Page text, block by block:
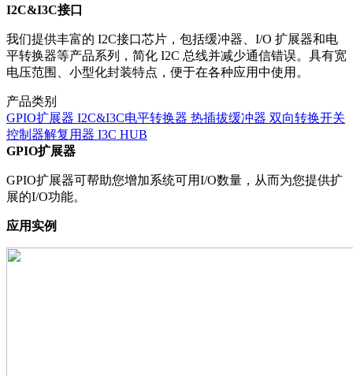
I2C&I3C接口
我们提供丰富的 I2C接口芯片，包括缓冲器、I/O 扩展器和电
平转换器等产品系列，简化 I2C 总线并减少通信错误。具有宽
电压范围、小型化封装特点，便于在各种应用中使用。
产品类别
GPIO扩展器 I2C&I3C电平转换器 热插拔缓冲器 双向转换开关
控制器解复用器 I3C HUB
GPIO扩展器
GPIO扩展器可帮助您增加系统可用I/O数量，从而为您提供扩
展的I/O功能。
应用实例